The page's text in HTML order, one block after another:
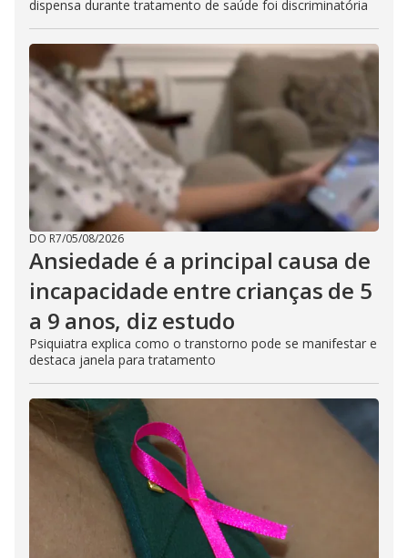
dispensa durante tratamento de saúde foi discriminatória
DO R7/05/08/2026
Ansiedade é a principal causa de
incapacidade entre crianças de 5
a 9 anos, diz estudo
Psiquiatra explica como o transtorno pode se manifestar e
destaca janela para tratamento